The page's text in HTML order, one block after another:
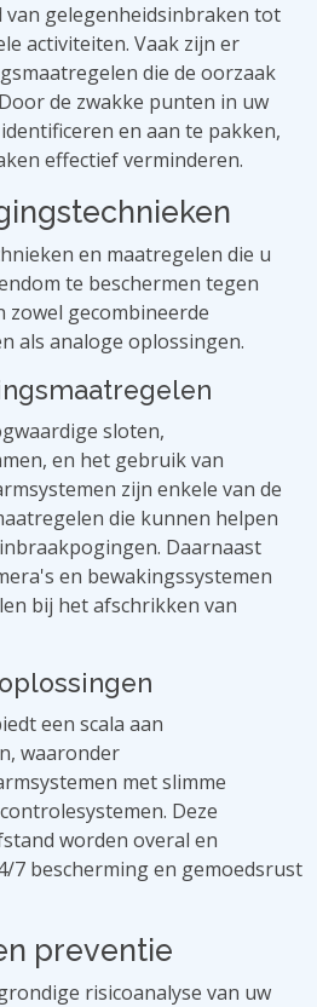
van gelegenheidsinbraken tot
activiteiten. Vaak zijn er
die de oorzaak
de zwakke punten in uw
en aan te pakken,
effectief verminderen.
en maatregelen die u
te beschermen tegen
zowel gecombineerde
als analoge oplossingen.
sloten,
en het gebruik van
zijn enkele van de
die kunnen helpen
Daarnaast
en bewakingssystemen
bij het afschrikken van
een scala aan
waaronder
met slimme
Deze
worden overal en
7 bescherming en gemoedsrust
preventie
risicoanalyse van uw